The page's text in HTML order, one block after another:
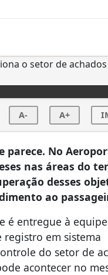
A- A+
parece. No
nas áreas do
desses
ao
é entregue à
em sistema
do setor de
acontecer no